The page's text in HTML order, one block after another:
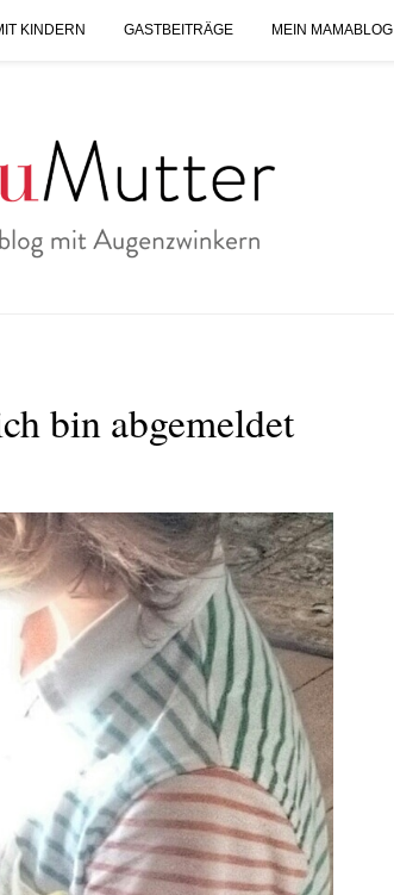
KINDERN GASTBEITRÄGE MEIN MAMABLOG
bin abgemeldet